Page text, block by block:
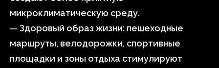
микроклиматическую среду.
— Здоровый образ жизни: пешеходные
маршруты, велодорожки, спортивные
площадки и зоны отдыха стимулируют